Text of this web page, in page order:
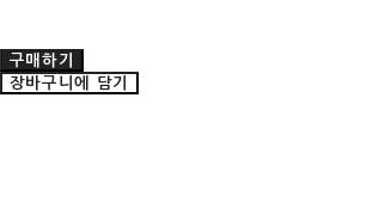
구매하기
장바구니에 담기